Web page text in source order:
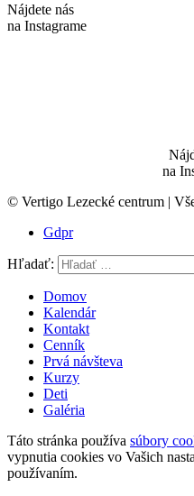
Nájdete nás
na Instagrame
na
© Vertigo Lezecké centrum |
Gdpr
Hľadať:
Domov
Kalendár
Kontakt
Cenník
Prvá návšteva
Kurzy
Deti
Galéria
Táto stránka používa súbory
vypnutia cookies vo Vašich
používaním.